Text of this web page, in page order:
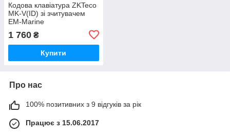
Кодова клавіатура ZKTeco
MK-V(ID) зі зчитувачем
EM-Marine
1 760 ₴
Купити
Про нас
100% позитивних з 9 відгуків за рік
Працює з 15.06.2017